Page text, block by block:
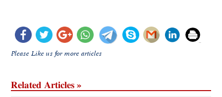
Please Like us for more articles
Related Articles »